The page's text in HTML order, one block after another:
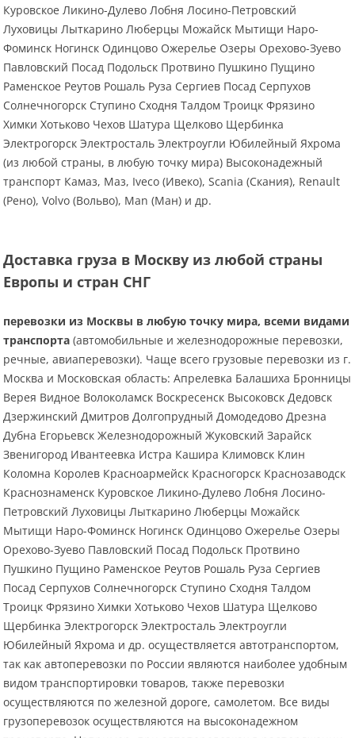
Куровское Ликино-Дулево Лобня Лосино-Петровский
Луховицы Лыткарино Люберцы Можайск Мытищи Наро-
Фоминск Ногинск Одинцово Ожерелье Озеры Орехово-Зуево
Павловский Посад Подольск Протвино Пушкино Пущино
Раменское Реутов Рошаль Руза Сергиев Посад Серпухов
Солнечногорск Ступино Сходня Талдом Троицк Фрязино
Химки Хотьково Чехов Шатура Щелково Щербинка
Электрогорск Электросталь Электроугли Юбилейный Яхрома
(из любой страны, в любую точку мира) Высоконадежный
транспорт Камаз, Маз, Iveco (Ивеко), Scania (Скания), Renault
(Рено), Volvo (Вольво), Man (Ман) и др.
Доставка груза в Москву из любой страны
Европы и стран СНГ
перевозки из Москвы в любую точку мира, всеми видами
транспорта (автомобильные и железнодорожные перевозки,
речные, авиаперевозки). Чаще всего грузовые перевозки из г.
Москва и Московская область: Апрелевка Балашиха Бронницы
Верея Видное Волоколамск Воскресенск Высоковск Дедовск
Дзержинский Дмитров Долгопрудный Домодедово Дрезна
Дубна Егорьевск Железнодорожный Жуковский Зарайск
Звенигород Ивантеевка Истра Кашира Климовск Клин
Коломна Королев Красноармейск Красногорск Краснозаводск
Краснознаменск Куровское Ликино-Дулево Лобня Лосино-
Петровский Луховицы Лыткарино Люберцы Можайск
Мытищи Наро-Фоминск Ногинск Одинцово Ожерелье Озеры
Орехово-Зуево Павловский Посад Подольск Протвино
Пушкино Пущино Раменское Реутов Рошаль Руза Сергиев
Посад Серпухов Солнечногорск Ступино Сходня Талдом
Троицк Фрязино Химки Хотьково Чехов Шатура Щелково
Щербинка Электрогорск Электросталь Электроугли
Юбилейный Яхрома и др. осуществляется автотранспортом,
так как автоперевозки по России являются наиболее удобным
видом транспортировки товаров, также перевозки
осуществляются по железной дороге, самолетом. Все виды
грузоперевозок осуществляются на высоконадежном